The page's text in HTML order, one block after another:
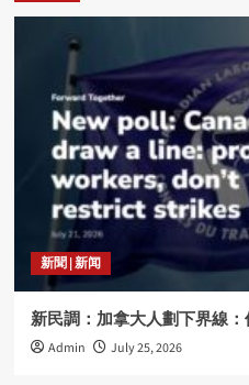
新聞 | 新闻
新民調：加拿大人劃下界線
Admin July 25, 2026